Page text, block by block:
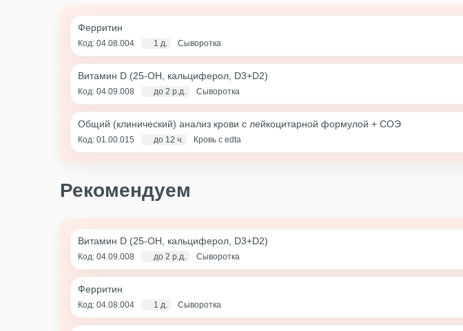
Ферритин
Код: 04.08.004 1 д. Сыворотка
Витамин D (25-OH, кальциферол, D3+D2)
Код: 04.09.008 до 2 р.д. Сыворотка
Общий (клинический) анализ крови с лейкоцитарной формулой + COЭ
Код: 01.00.015 до 12 ч. Кровь с edta
Рекомендуем
Витамин D (25-OH, кальциферол, D3+D2)
Код: 04.09.008 до 2 р.д. Сыворотка
Ферритин
Код: 04.08.004 1 д. Сыворотка